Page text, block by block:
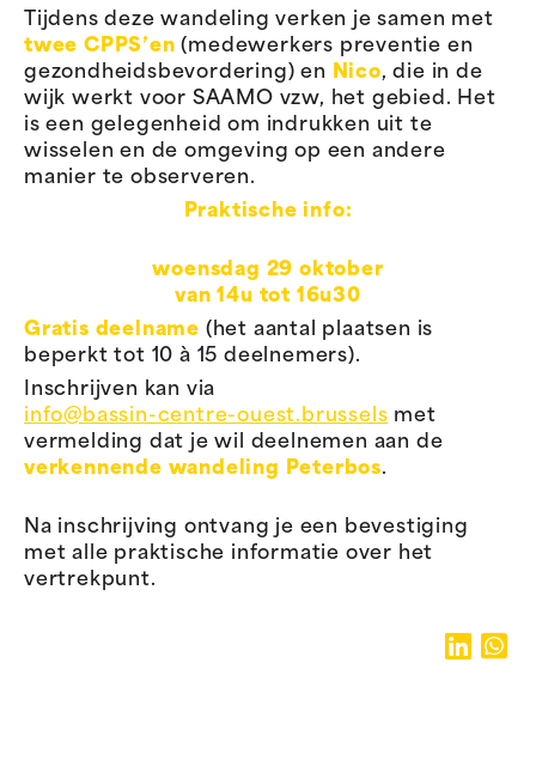
Centrum-
West
uit
om
deel
te
nemen
de
wijk
Peterbos
(opnieuw)
te
ontdekken.
Tijdens deze wandeling verken je samen met
twee CPPS’en (medewerkers preventie en
gezondheidsbevordering) en
Nico, die in de
wijk werkt voor SAAMO vzw, het gebied. Het
is een gelegenheid om indrukken uit te
wisselen en de omgeving op een andere
manier te observeren.
Praktische info:
woensdag 29 oktober
van 14u tot 16u30
Gratis deelname (het aantal plaatsen is
beperkt tot 10 à 15 deelnemers).
Inschrijven kan via
info@bassin-centre-ouest.brussels met
vermelding dat je wil deelnemen aan de
verkennende wandeling Peterbos.
Na inschrijving ontvang je een bevestiging
met alle praktische informatie over het
vertrekpunt.